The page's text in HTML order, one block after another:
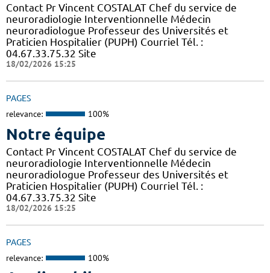
Contact Pr Vincent COSTALAT Chef du service de
neuroradiologie Interventionnelle Médecin
neuroradiologue Professeur des Universités et
Praticien Hospitalier (PUPH) Courriel Tél. :
04.67.33.75.32 Site
18/02/2026 15:25
PAGES
relevance: 100%
Notre équipe
Contact Pr Vincent COSTALAT Chef du service de
neuroradiologie Interventionnelle Médecin
neuroradiologue Professeur des Universités et
Praticien Hospitalier (PUPH) Courriel Tél. :
04.67.33.75.32 Site
18/02/2026 15:25
PAGES
relevance: 100%